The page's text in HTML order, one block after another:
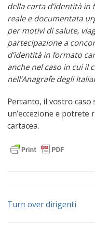
della carta d’identità in
reale e documentata
per motivi di salute,
partecipazione a
d’identità in formato
anche nel caso in cui il
nell’Anagrafe degli
Pertanto, il vostro caso
un’eccezione e potrete
cartacea.
Turn over dirigenti